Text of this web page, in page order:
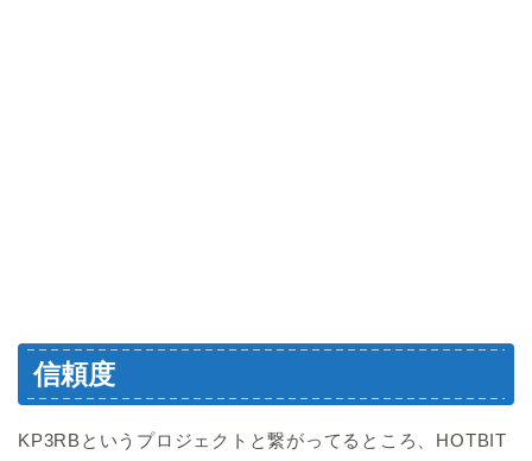
信頼度
KP3RBというプロジェクトと繋がってるところ、HOTBIT